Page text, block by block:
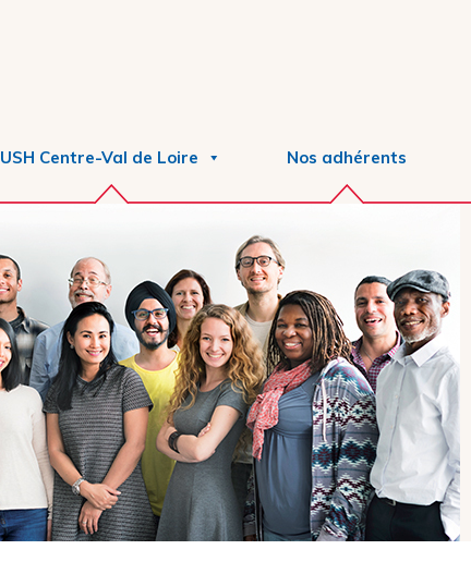
USH Centre-Val de Loire Nos adhérents